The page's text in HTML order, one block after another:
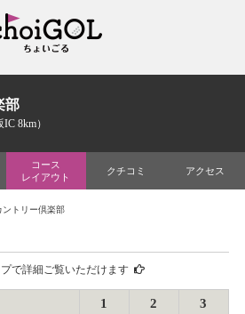
部
8km）
コース
レイアウト
クチコミ アクセス
ントリー倶楽部
で詳細ご覧いただけます
1 2
3